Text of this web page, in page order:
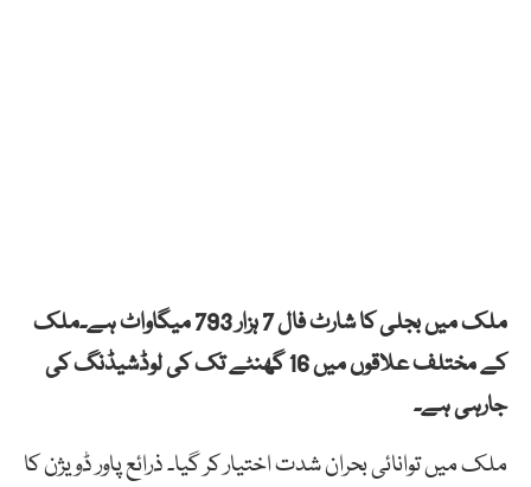
ملک میں بجلی کا شارٹ فال 7 ہزار 793 میگاواٹ ہے۔ملک
کے مختلف علاقوں میں 16 گھنٹے تک کی لوڈشیڈنگ کی
جارہی ہے۔
ملک میں توانائی بحران شدت اختیار کر گیا۔ ذرائع پاور ڈویژن کا